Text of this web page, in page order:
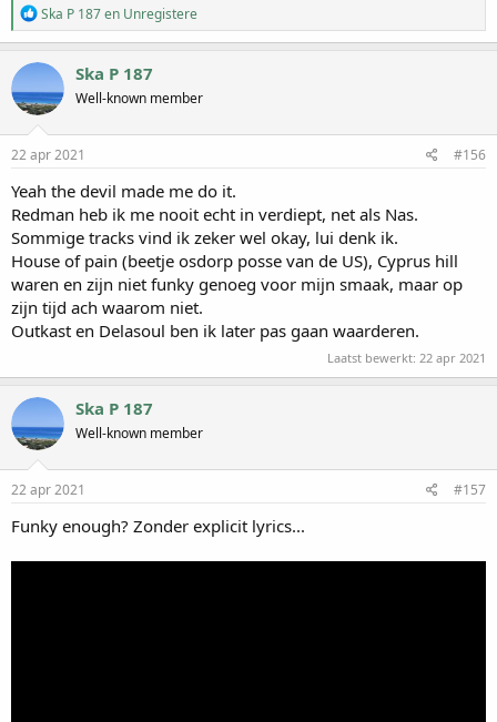
W
a
a
r
e
r
i
n
e
:
Ska P 187en Unregistere
Ska P 187
Well-known member
22 apr 2021 #156
Yeah the devil made me do it.
Redman heb ik me nooit echt in verdiept, net als Nas.
Sommige tracks vind ik zeker wel okay, lui denk ik.
House of pain (beetje osdorp posse van de US), Cyprus hill
waren en zijn niet funky genoeg voor mijn smaak, maar op
zijn tijd ach waarom niet.
Outkast en Delasoul ben ik later pas gaan waarderen.
Laatst bewerkt: 22 apr 2021
Ska P 187
Well-known member
22 apr 2021 #157
Funky enough? Zonder explicit lyrics...